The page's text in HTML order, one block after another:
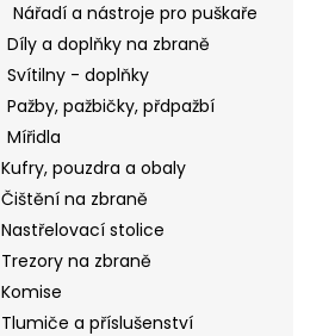
Nářadí a nástroje pro puškaře
Díly a doplňky na zbraně
Svítilny - doplňky
Pažby, pažbičky, přdpažbí
Mířidla
Kufry, pouzdra a obaly
Čištění na zbraně
Nastřelovací stolice
Trezory na zbraně
Komise
Tlumiče a příslušenství